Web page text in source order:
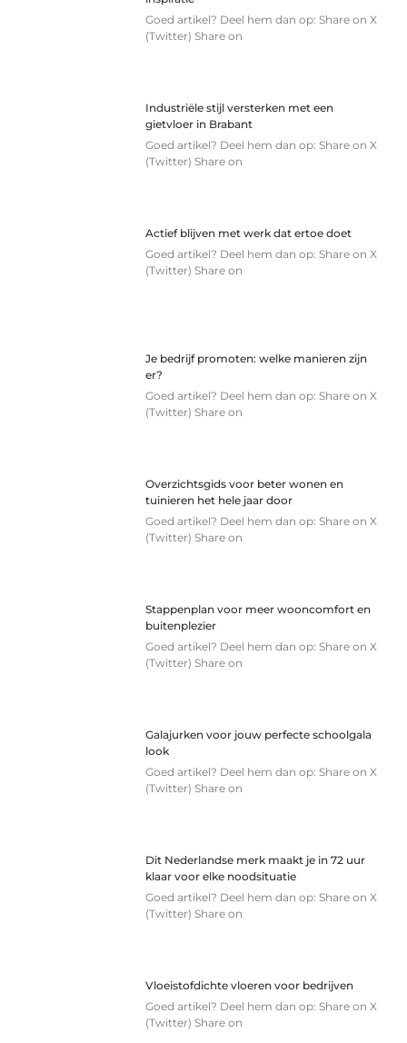
Goed artikel? Deel hem dan op: Share on X
(Twitter) Share on
Industriële stijl versterken met een
gietvloer in Brabant
Goed artikel? Deel hem dan op: Share on X
(Twitter) Share on
Actief blijven met werk dat ertoe doet
Goed artikel? Deel hem dan op: Share on X
(Twitter) Share on
Je bedrijf promoten: welke manieren zijn
er?
Goed artikel? Deel hem dan op: Share on X
(Twitter) Share on
Overzichtsgids voor beter wonen en
tuinieren het hele jaar door
Goed artikel? Deel hem dan op: Share on X
(Twitter) Share on
Stappenplan voor meer wooncomfort en
buitenplezier
Goed artikel? Deel hem dan op: Share on X
(Twitter) Share on
Galajurken voor jouw perfecte schoolgala
look
Goed artikel? Deel hem dan op: Share on X
(Twitter) Share on
Dit Nederlandse merk maakt je in 72 uur
klaar voor elke noodsituatie
Goed artikel? Deel hem dan op: Share on X
(Twitter) Share on
Vloeistofdichte vloeren voor bedrijven
Goed artikel? Deel hem dan op: Share on X
(Twitter) Share on